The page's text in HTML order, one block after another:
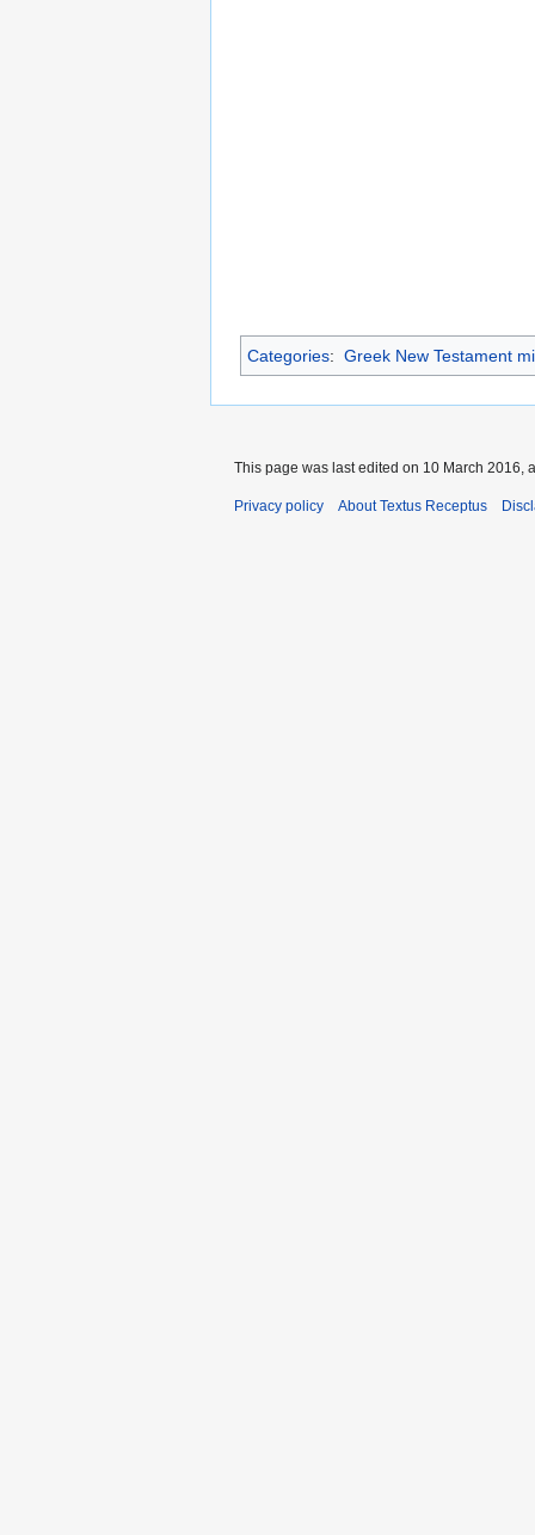
Categories: Greek New Testament
This page was last edited on 10 March 2016,
Privacy policy About Textus Receptus